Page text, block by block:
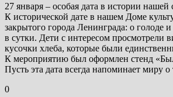
27 января – особая дата в истории
К исторической дате в нашем Доме
закрытого города Ленинграда: о
в сутки. Дети с интересом просмотрели
кусочки хлеба, которые были
К мероприятию был оформлен стенд
Пусть эта дата всегда напоминает
0